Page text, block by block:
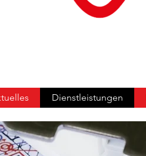
Dienstleistungen